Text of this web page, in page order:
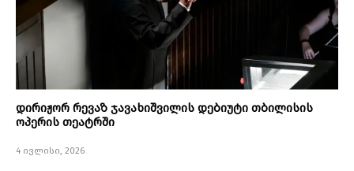
დირიჟორ რევაზ ჯავახიშვილის დებიუტი თბილისის
ოპერის თეატრში
4 ივლისი, 2026